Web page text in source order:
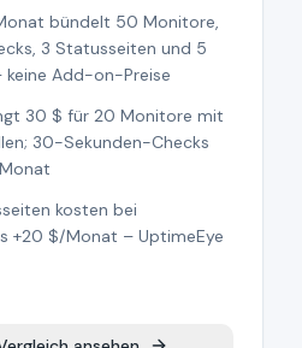
bündelt 50 Monitore,
3 Statusseiten und 5
Add-on-Preise
30 $ für 20 Monitore mit
30-Sekunden-Checks
kosten bei
+20 $/Monat – UptimeEye